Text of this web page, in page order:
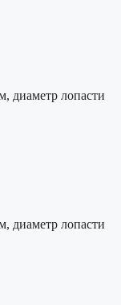
диаметр лопасти
диаметр лопасти